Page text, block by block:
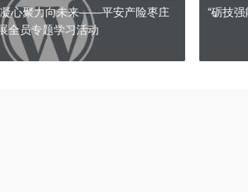
心聚力向未来——平安产险枣庄
全员专题学习活动
“砺技